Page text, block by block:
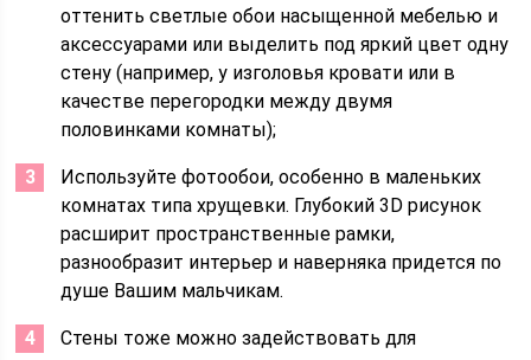
оттенить светлые обои насыщенной мебелью и
аксессуарами или выделить под яркий цвет одну
стену (например, у изголовья кровати или в
качестве перегородки между двумя
половинками комнаты);
Используйте фотообои, особенно в маленьких
комнатах типа хрущевки. Глубокий 3D рисунок
расширит пространственные рамки,
разнообразит интерьер и наверняка придется по
душе Вашим мальчикам.
Стены тоже можно задействовать для